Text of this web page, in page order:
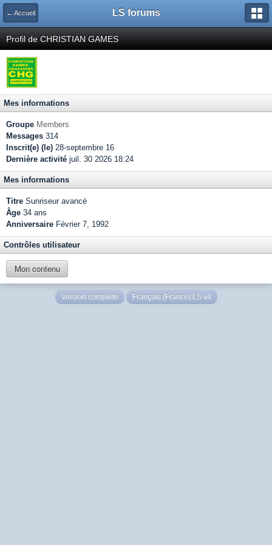
← Accueil LS forums
Profil de CHRISTIAN GAMES
Mes informations
Groupe Members
Messages 314
Inscrit(e) (le) 28-septembre 16
Dernière activité juil. 30 2026 18:24
Mes informations
Titre Sunriseur avancé
Âge 34 ans
Anniversaire Février 7, 1992
Contrôles utilisateur
Mon contenu
Version complète Français (France) LS v4